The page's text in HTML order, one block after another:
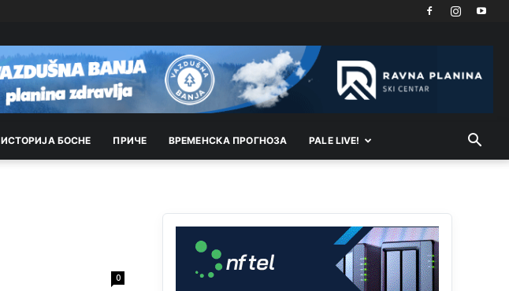
ИСТОРИЈА БОСНЕ ПРИЧЕ ВРEМEНСКА ПРОГНОЗА PALE LIVE!
0
šalju poštom a da ne dolaze? Kurko
Анонимно2807791 јуче 11:39
БиХ није гласала да је тзв.Косово држава.
Анонимно2807895 јуче 12:16
Drzi pod kontrolom tri stvari jezik,karakter i
ponasanje...Uzivotu brani tri stvari:cast,prijatelja i
zivota iskljuci tri stvari uvredu,neznanje